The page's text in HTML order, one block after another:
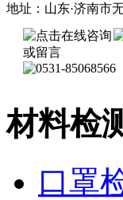
地址：山东·济南市
材料检
口罩